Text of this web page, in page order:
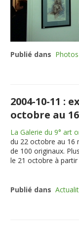
Publié dans
2004-10-11 :
octobre au
La Galerie du 9° art
du 22 octobre au 16
de 100 originaux.
le 21 octobre à
Publié dans